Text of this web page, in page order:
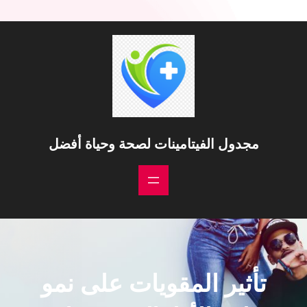
مجدول الفيتامينات لصحة وحياة أفضل
تأثير المقويات على نمو